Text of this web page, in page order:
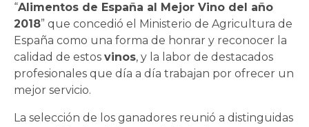
“Alimentos de España al Mejor Vino del año
2018” que concedió el Ministerio de Agricultura de
España como una forma de honrar y reconocer la
calidad de estos vinos, y la labor de destacados
profesionales que día a día trabajan por ofrecer un
mejor servicio.
La selección de los ganadores reunió a distinguidas